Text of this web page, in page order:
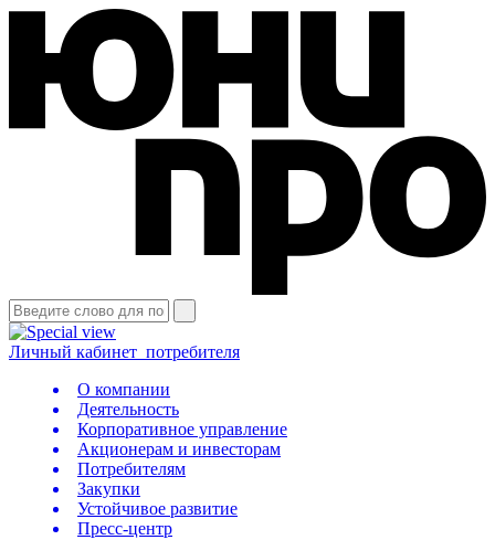
Личный кабинет потребителя
О компании
Деятельность
Корпоративное управление
Акционерам и инвесторам
Потребителям
Закупки
Устойчивое развитие
Пресс-центр